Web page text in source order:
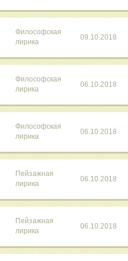
Философская
лирика
09.10.2018
Философская
лирика
06.10.2018
Философская
лирика
06.10.2018
Пейзажная
лирика
06.10.2018
Пейзажная
лирика
06.10.2018